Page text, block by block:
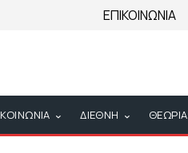
ΕΠΙΚΟΙΝΩΝΙΑ
ΚΟΙΝΩΝΙΑ ΔΙΕΘΝΗ ΘΕΩΡΙΑ